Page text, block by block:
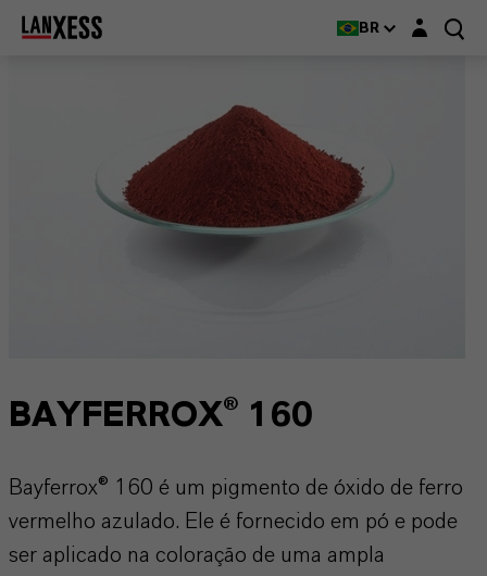
BR Login layer
BAYFERROX® 160
Bayferrox® 160 é um pigmento de óxido de ferro
vermelho azulado. Ele é fornecido em pó e pode
ser aplicado na coloração de uma ampla